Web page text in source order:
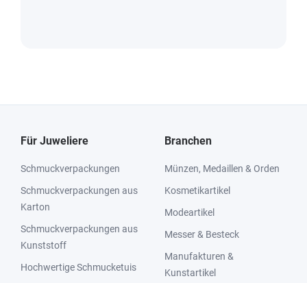
Für Juweliere
Schmuckverpackungen
Schmuckverpackungen aus
Karton
Schmuckverpackungen aus
Kunststoff
Hochwertige Schmucketuis
Branchen
Münzen, Medaillen & Orden
Kosmetikartikel
Modeartikel
Messer & Besteck
Manufakturen &
Kunstartikel